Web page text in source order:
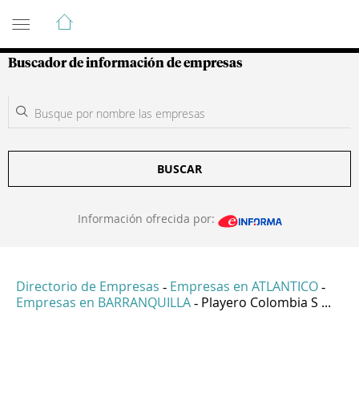
Guía de Empresas Colombianas
Buscador de información de empresas
BUSCAR
Información ofrecida por:
Directorio de Empresas - Empresas en ATLANTICO -
Empresas en BARRANQUILLA - Playero Colombia S ...